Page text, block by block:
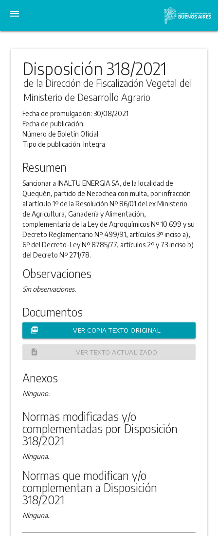
menu
Disposición 318/2021
de la Dirección de Fiscalización Vegetal del
Ministerio de Desarrollo Agrario
Fecha de promulgación: 30/08/2021
Fecha de publicación:
Número de Boletín Oficial:
Tipo de publicación:Integra
Resumen
Sancionar a INALTU ENERGIA SA, de la localidad de
Quequèn, partido de Necochea con multa, por infracción
al artículo 1º de la Resolución Nº 86/01 del ex Ministerio
de Agricultura, Ganadería y Alimentación,
complementaria de la Ley de Agroquímicos Nº 10.699 y su
Decreto Reglamentario Nº 499/91, artículos 3º inciso a),
6º del Decreto-Ley Nº 8785/77, artículos 2º y 73 inciso b)
del Decreto Nº 271/78.
Observaciones
Sin observaciones.
Documentos
picture_as_pdf VER COPIA TEXTO ORIGINAL
description VER TEXTO ACTUALIZADO
Anexos
Ninguno.
Normas modificadas y/o
complementadas por Disposición
318/2021
Ninguna.
Normas que modifican y/o
complementan a Disposición
318/2021
Ninguna.